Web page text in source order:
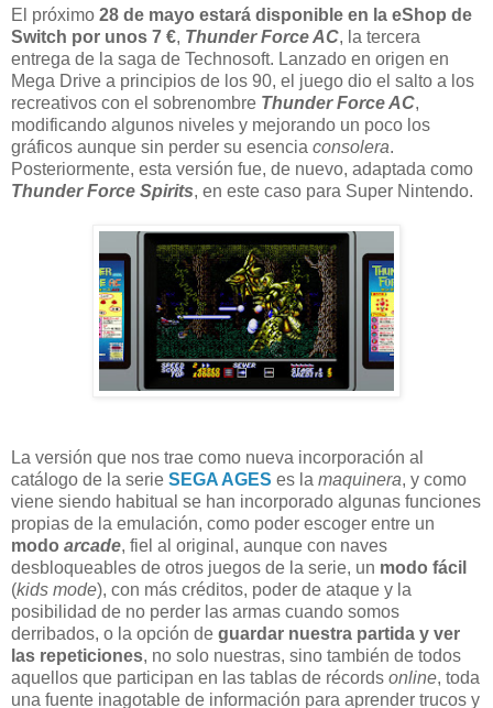
El próximo 28 de mayo estará disponible en la eShop de
Switch por unos 7 €, Thunder Force AC, la tercera
entrega de la saga de Technosoft. Lanzado en origen en
Mega Drive a principios de los 90, el juego dio el salto a los
recreativos con el sobrenombre Thunder Force AC,
modificando algunos niveles y mejorando un poco los
gráficos aunque sin perder su esencia consolera.
Posteriormente, esta versión fue, de nuevo, adaptada como
Thunder Force Spirits, en este caso para Super Nintendo.
La versión que nos trae como nueva incorporación al
catálogo de la serie SEGA AGES es la maquinera, y como
viene siendo habitual se han incorporado algunas funciones
propias de la emulación, como poder escoger entre un
modo arcade, fiel al original, aunque con naves
desbloqueables de otros juegos de la serie, un modo fácil
(kids mode), con más créditos, poder de ataque y la
posibilidad de no perder las armas cuando somos
derribados, o la opción de guardar nuestra partida y ver
las repeticiones, no solo nuestras, sino también de todos
aquellos que participan en las tablas de récords online, toda
una fuente inagotable de información para aprender trucos y